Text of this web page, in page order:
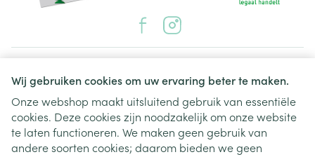
Wij gebruiken cookies om uw ervaring beter te maken.
Onze webshop maakt uitsluitend gebruik van essentiële
cookies. Deze cookies zijn noodzakelijk om onze website
te laten functioneren. We maken geen gebruik van
andere soorten cookies; daarom bieden we geen
Juridische links